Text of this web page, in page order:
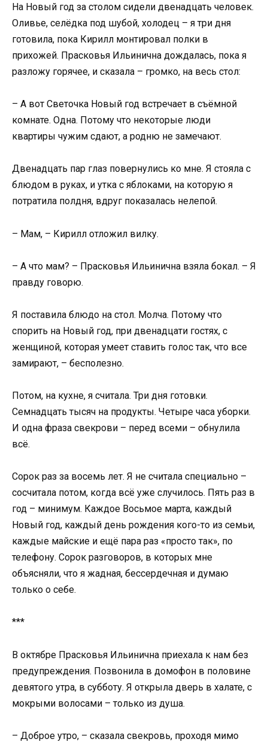
На Новый год за столом сидели двенадцать человек.
Оливье, селёдка под шубой, холодец – я три дня
готовила, пока Кирилл монтировал полки в
прихожей. Прасковья Ильинична дождалась, пока я
разложу горячее, и сказала – громко, на весь стол:
– А вот Светочка Новый год встречает в съёмной
комнате. Одна. Потому что некоторые люди
квартиры чужим сдают, а родню не замечают.
Двенадцать пар глаз повернулись ко мне. Я стояла с
блюдом в руках, и утка с яблоками, на которую я
потратила полдня, вдруг показалась нелепой.
– Мам, – Кирилл отложил вилку.
– А что мам? – Прасковья Ильинична взяла бокал. – Я
правду говорю.
Я поставила блюдо на стол. Молча. Потому что
спорить на Новый год, при двенадцати гостях, с
женщиной, которая умеет ставить голос так, что все
замирают, – бесполезно.
Потом, на кухне, я считала. Три дня готовки.
Семнадцать тысяч на продукты. Четыре часа уборки.
И одна фраза свекрови – перед всеми – обнулила
всё.
Сорок раз за восемь лет. Я не считала специально –
сосчитала потом, когда всё уже случилось. Пять раз в
год – минимум. Каждое Восьмое марта, каждый
Новый год, каждый день рождения кого-то из семьи,
каждые майские и ещё пара раз «просто так», по
телефону. Сорок разговоров, в которых мне
объясняли, что я жадная, бессердечная и думаю
только о себе.
***
В октябре Прасковья Ильинична приехала к нам без
предупреждения. Позвонила в домофон в половине
девятого утра, в субботу. Я открыла дверь в халате, с
мокрыми волосами – только из душа.
– Доброе утро, – сказала свекровь, проходя мимо